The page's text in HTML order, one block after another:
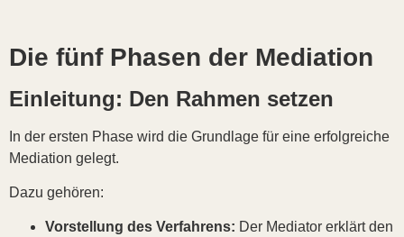
Die fünf Phasen der Mediation
Einleitung: Den Rahmen setzen
In der ersten Phase wird die Grundlage für eine erfolgreiche
Mediation gelegt.
Dazu gehören:
Vorstellung des Verfahrens: Der Mediator erklärt den